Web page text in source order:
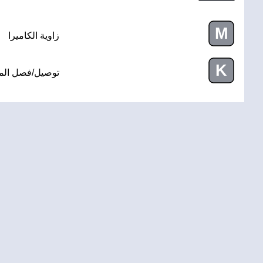
M زاوية الكاميرا
K توصيل/فصل